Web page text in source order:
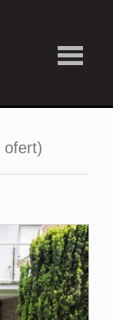
Kup
Strefa
ofert)